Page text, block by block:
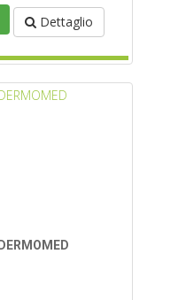
Dettaglio